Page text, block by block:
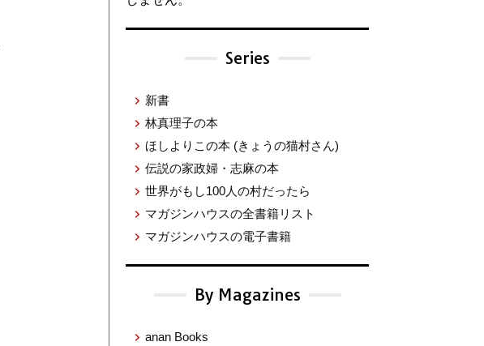
Series
新書
林真理子の本
ほしよりこの本 (きょうの猫村さん)
伝説の家政婦・志麻の本
世界がもし100人の村だったら
マガジンハウスの全書籍リスト
マガジンハウスの電子書籍
By Magazines
anan Books